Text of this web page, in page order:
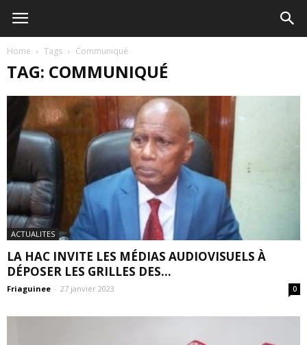
Home Tags Communiqué
TAG: COMMUNIQUÉ
ACTUALITES
LA HAC INVITE LES MÉDIAS AUDIOVISUELS À
DÉPOSER LES GRILLES DES...
Friaguinee - 27 janvier 2023 0